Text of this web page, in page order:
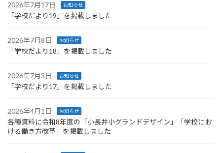
2026年7月17日 お知らせ
「学校だより19」を掲載しました
2026年7月8日 お知らせ
「学校だより18」を掲載しました
2026年7月3日 お知らせ
「学校だより17」を掲載しました
2026年4月1日 お知らせ
各種資料に令和8年度の「小長井小グランドデザイン」「学校にお
ける働き方改革」を掲載しました